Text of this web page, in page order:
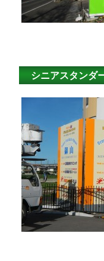
シニアスタンダ